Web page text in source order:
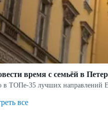
время с семьёй в
в ТОПе-35 лучших направлений
все